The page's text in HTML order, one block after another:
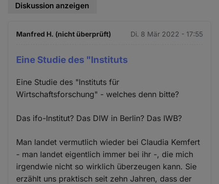
Diskussion anzeigen
Manfred H. (nicht überprüft) Di. 8 Mär 2022 - 17:55
Eine Studie des "Instituts
Eine Studie des "Instituts für
Wirtschaftsforschung" - welches denn bitte?
Das ifo-Institut? Das DIW in Berlin? Das IWB?
Man landet vermutlich wieder bei Claudia Kemfert
- man landet eigentlich immer bei ihr -, die mich
irgendwie nicht so wirklich überzeugen kann. Sie
erzählt uns praktisch seit zehn Jahren, dass der